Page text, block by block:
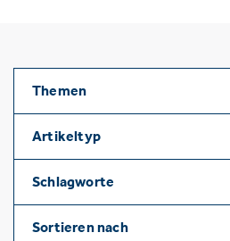
Themen
Artikeltyp
Schlagworte
Sortieren nach